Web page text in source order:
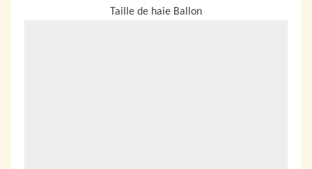
Taille de haie Ballon